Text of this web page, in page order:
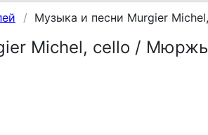
Музыка и песни Murgier
Michel, cello /